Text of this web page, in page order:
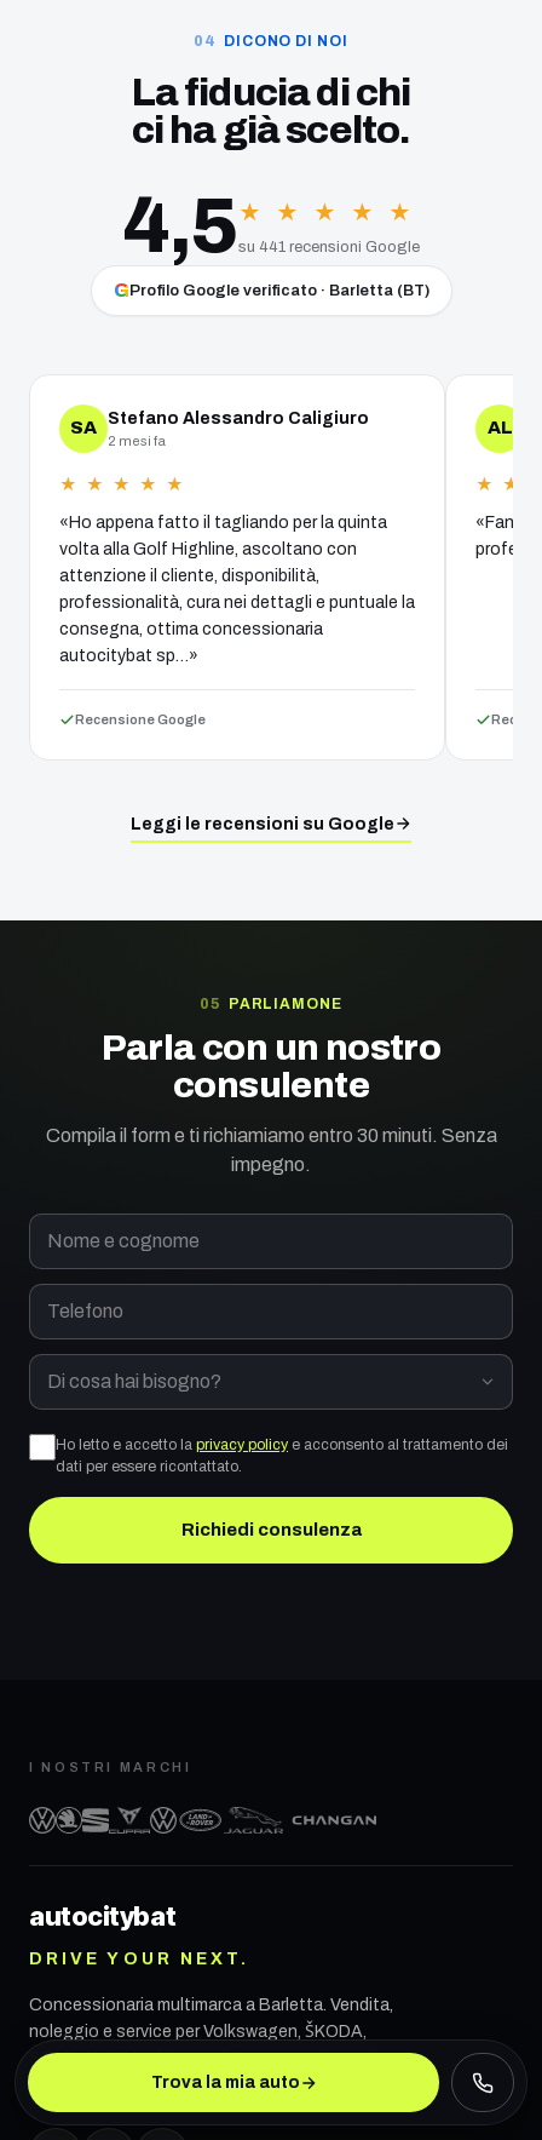
DICONO DI NOI
La fiducia di chi
ci ha già scelto.
4,5★ ★ ★ ★ ★
su 441 recensioni Google
GProfilo Google verificato · Barletta (BT)
SA Stefano Alessandro Caligiuro
2 mesi fa
★ ★ ★ ★ ★
«Ho appena fatto il tagliando per la quinta
volta alla Golf Highline, ascoltano con
attenzione il cliente, disponibilità,
professionalità, cura nei dettagli e puntuale la
consegna, ottima concessionaria
autocitybat sp…»
Recensione Google
AL
★ ★
Leggi le recensioni su Google
PARLIAMONE
Parla con un nostro
consulente
Compila il form e ti richiamiamo entro 30 minuti. Senza
impegno.
Nome e cognome
Telefono
Di cosa hai bisogno?
Richiedi consulenza
Ho letto e accetto la privacy policy e acconsento al trattamento dei
dati per essere ricontattato.
Trova la mia auto
I NOSTRI MARCHI
autocitybat
DRIVE YOUR NEXT.
Concessionaria multimarca a Barletta . Vendita,
noleggio e service per Volkswagen, ŠKODA,
SEAT, CUPRA, VW Veicoli Commerciali, Land
Rover, Jaguar e CHANGAN.